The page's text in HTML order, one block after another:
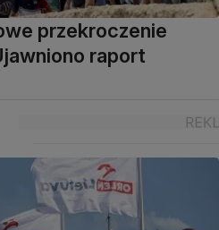
przekroczenie
raport